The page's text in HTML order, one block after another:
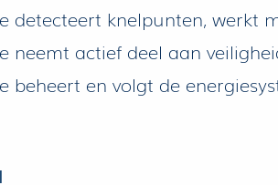
knelpunten, werkt
actief deel aan
en volgt de